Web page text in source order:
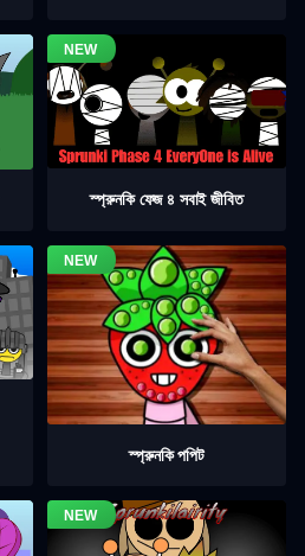
স্প্রুনকি ফেজ ৪ সবাই জীবিত
স্প্রুনকি পপিট